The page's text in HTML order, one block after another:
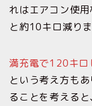
れはエアコン使
と約10キロ減りま
満充電で120キロ
という考え方も
ることを考える